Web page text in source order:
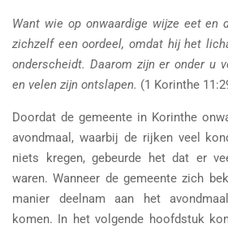
Want wie op onwaardige wijze eet en
zichzelf een oordeel, omdat hij het
onderscheidt. Daarom zijn er onder u
en velen zijn ontslapen. (1 Korinthe
Doordat de gemeente in Korinthe
avondmaal, waarbij de rijken veel
niets kregen, gebeurde het dat er
waren. Wanneer de gemeente zich
manier deelnam aan het
komen. In het volgende hoofdstuk